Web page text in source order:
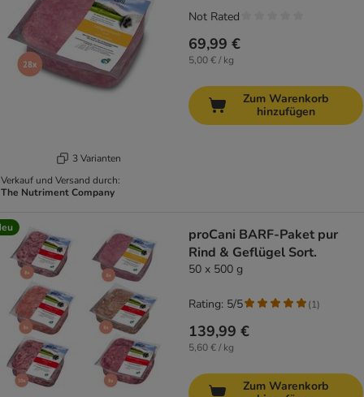
3 Varianten
Verkauf und Versand durch:
The Nutriment Company
69,99 €
5,00 € / kg
Not Rated
Zum Warenkorb
hinzufügen
proCani BARF-Paket pur
Rind & Geflügel Sort.
50 x 500 g
139,99 €
5,60 € / kg
Rating: 5/5 (1)
Zum Warenkorb